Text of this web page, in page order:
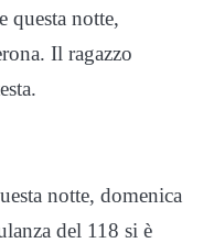
questa notte,
Il ragazzo
notte, domenica
del 118 si è